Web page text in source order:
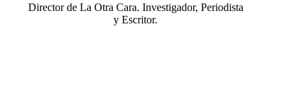
Director de La Otra Cara. Investigador, Periodista
y Escritor.